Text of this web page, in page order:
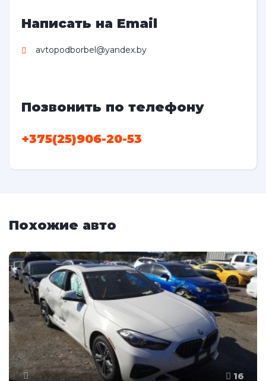
Написать на Email
avtopodborbel@yandex.by
Позвонить по телефону
+375(25)906-20-53
Похожие авто
16